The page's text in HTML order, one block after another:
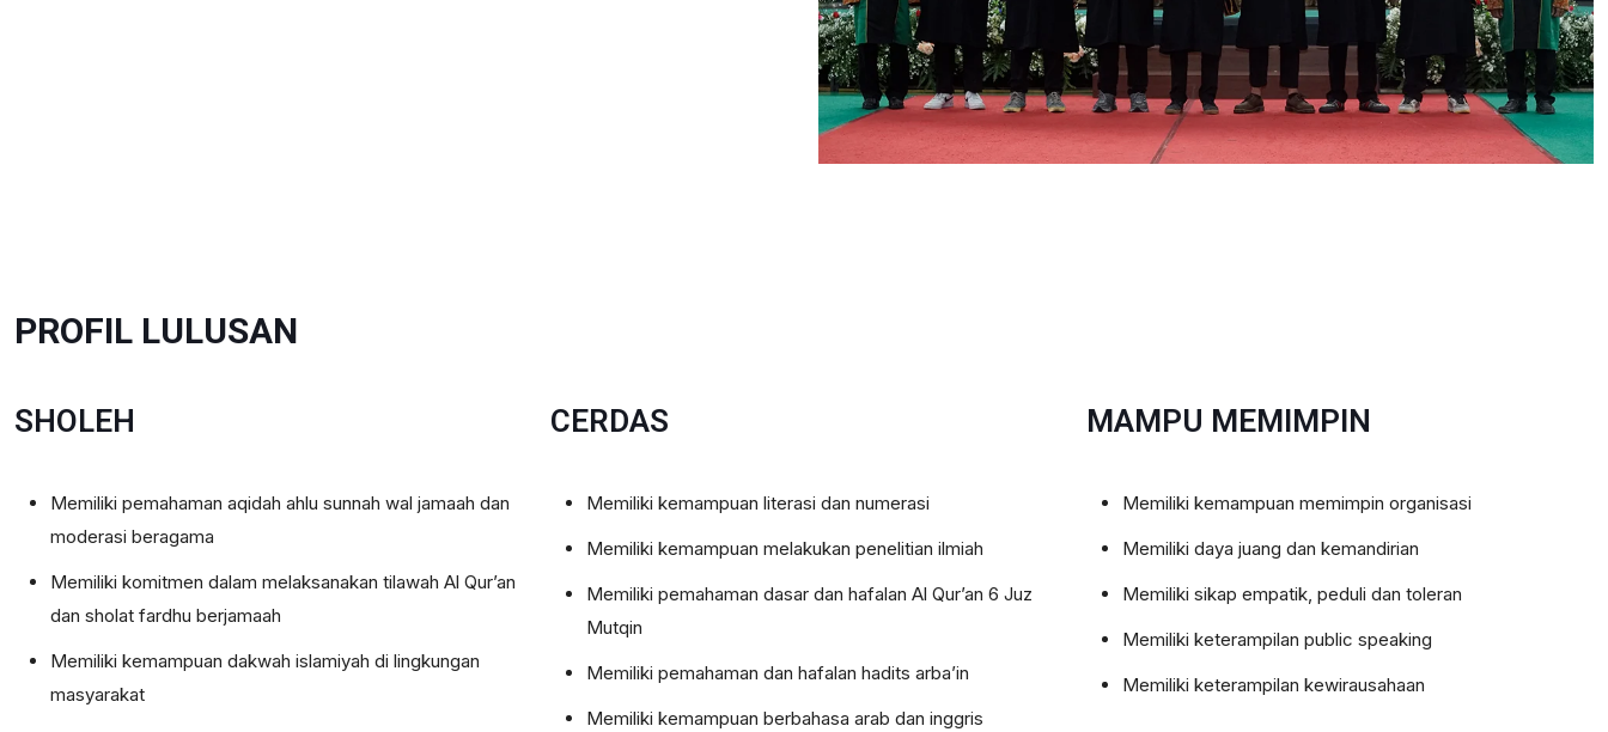
PROFIL LULUSAN
SHOLEH
Memiliki pemahaman aqidah ahlu sunnah wal jamaah dan
moderasi beragama
Memiliki komitmen dalam melaksanakan tilawah Al Qur’an
dan sholat fardhu berjamaah
Memiliki kemampuan dakwah islamiyah di lingkungan
masyarakat
CERDAS
Memiliki kemampuan literasi dan numerasi
Memiliki kemampuan melakukan penelitian ilmiah
Memiliki pemahaman dasar dan hafalan Al Qur’an 6 Juz
Mutqin
Memiliki pemahaman dan hafalan hadits arba’in
Memiliki kemampuan berbahasa arab dan inggris
MAMPU MEMIMPIN
Memiliki kemampuan memimpin organisasi
Memiliki daya juang dan kemandirian
Memiliki sikap empatik, peduli dan toleran
Memiliki keterampilan public speaking
Memiliki keterampilan kewirausahaan